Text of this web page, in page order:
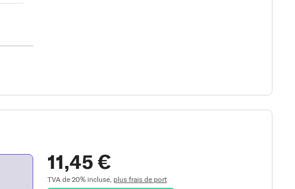
11,45 €
TVA de 20% incluse, plus frais de port